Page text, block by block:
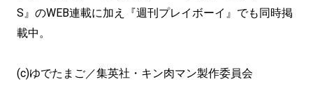
S』のWEB連載に加え『週刊プレイボーイ』でも同時掲
載中。
(c)ゆでたまご／集英社・キン肉マン製作委員会